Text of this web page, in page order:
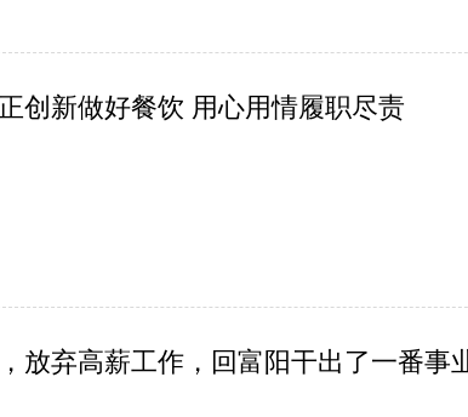
创新做好餐饮 用心用情履职尽责
放弃高薪工作，回富阳干出了一番事